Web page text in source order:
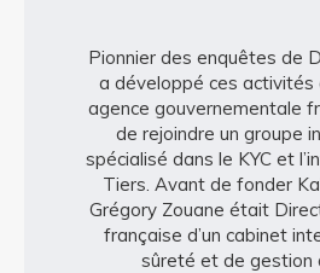
Pionnier des enquêtes de
a développé ces activités
agence gouvernementale
de rejoindre un groupe
spécialisé dans le KYC et
Tiers. Avant de fonder
Grégory Zouane était
française d’un cabinet
sûreté et de gestion